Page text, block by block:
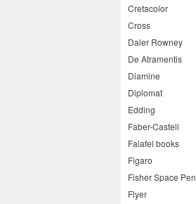
Cretacolor
Cross
Daler Rowney
De Atramentis
Diamine
Diplomat
Edding
Faber-Castell
Falafel books
Figaro
Fisher Space Pen
Flyer